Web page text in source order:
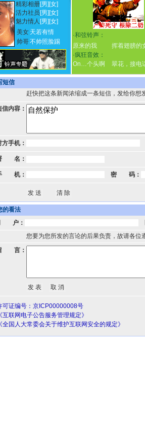
精彩相册[男] [女]
活力社员 [男] [女]
魅力情人 [男] [女]
美女 天若有情
帅哥不帅照脸踢
·和弦铃声：
原来的我
挥着翅膀的
·疯狂音效：
On…个头啊
翠花，接
短信
赶快把这条新闻浓缩成一条短信，发给你想
信内容：
方手机：
名：
机： 密 码：
的看法
户：
您要为您所发的言论的后果负责，故请各位
言：
可证编号：京ICP00000008号
互联网电子公告服务管理规定》
全国人大常委会关于维护互联网安全的规定》